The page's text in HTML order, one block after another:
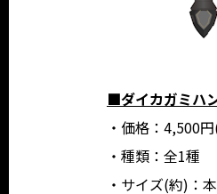
■ダイカガミハ
・価格：4,500
・種類：全1種
・サイズ(約)